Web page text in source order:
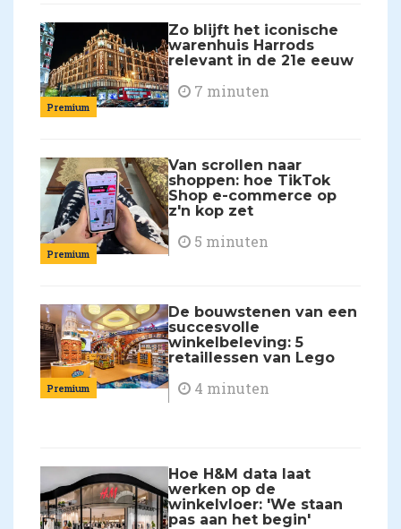
Premium
Zo blijft het iconische
warenhuis Harrods
relevant in de 21e eeuw
7 minuten
Premium
Van scrollen naar
shoppen: hoe TikTok
Shop e-commerce op
z'n kop zet
5 minuten
Premium
De bouwstenen van een
succesvolle
winkelbeleving: 5
retaillessen van Lego
4 minuten
Hoe H&M data laat
werken op de
winkelvloer: 'We staan
pas aan het begin'